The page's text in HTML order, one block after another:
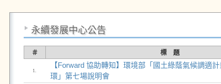
永續發展中心公告
＃ 標 題
1.
【Forward 協助轉知】環境部「國土綠蔭氣候調適
環」第七場說明會